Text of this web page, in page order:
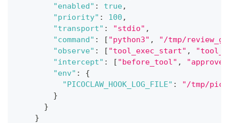
"enabled" : true,
"priority" : 100 ,
"transport" : "stdio" ,
"command" : [ "python3" ,
"/tmp/
"observe" : [ "tool_exec_start" ,
"intercept" : [ "before_tool" ,
"env" :
{
"PICOCLAW_HOOK_LOG_FILE" :
"/tmp/
}
}
}